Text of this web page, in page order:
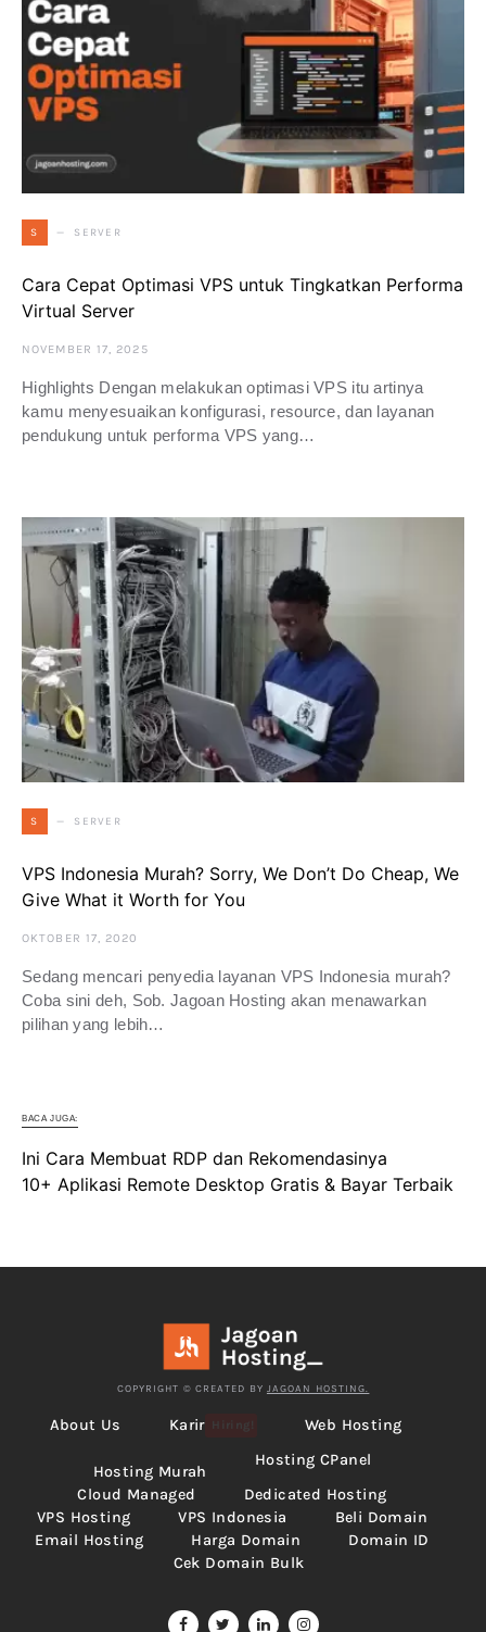
S SERVER
Cara Cepat Optimasi VPS untuk Tingkatkan Performa
Virtual Server
NOVEMBER 17, 2025
Highlights Dengan melakukan optimasi VPS itu artinya
kamu menyesuaikan konfigurasi, resource, dan layanan
pendukung untuk performa VPS yang…
S SERVER
VPS Indonesia Murah? Sorry, We Don’t Do Cheap, We
Give What it Worth for You
OKTOBER 17, 2020
Sedang mencari penyedia layanan VPS Indonesia murah?
Coba sini deh, Sob. Jagoan Hosting akan menawarkan
pilihan yang lebih…
BACA JUGA:
Ini Cara Membuat RDP dan Rekomendasinya
10+ Aplikasi Remote Desktop Gratis & Bayar Terbaik
COPYRIGHT © CREATED BY JAGOAN HOSTING.
About Us Karir Web Hosting
Hosting Murah
Hosting CPanel
Cloud Managed
Dedicated Hosting
VPS Hosting
VPS Indonesia
Beli Domain
Email Hosting
Harga Domain
Domain ID
Cek Domain Bulk